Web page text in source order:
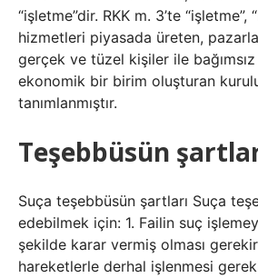
“işletme”dir. RKK m. 3’te “işletme”,
hizmetleri piyasada üreten,
gerçek ve tüzel kişiler ile
ekonomik bir birim oluşturan
tanımlanmıştır.
Teşebbüsün
Suça teşebbüsün şartları Suça
edebilmek için: 1. Failin suç
şekilde karar vermiş olması
hareketlerle derhal işlenmesi